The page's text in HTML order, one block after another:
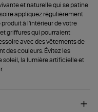
et naturelle qui se patine
appliquez régulièrement
à l'intérieur de votre
griffures qui pourraient
avec des vêtements de
des couleurs. Évitez les
soleil, la lumière artificielle et